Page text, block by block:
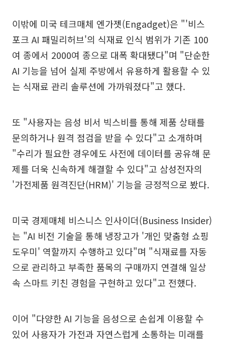
이밖에 미국 테크매체 엔가젯(Engadget)은 "'비스
포크 AI 패밀리허브'의 식재료 인식 범위가 기존 100
여 종에서 2000여 종으로 대폭 확대됐다"며 "단순한
AI 기능을 넘어 실제 주방에서 유용하게 활용할 수 있
는 식재료 관리 솔루션에 가까워졌다"고 했다.
또 "사용자는 음성 비서 빅스비를 통해 제품 상태를
문의하거나 원격 점검을 받을 수 있다"고 소개하며
"수리가 필요한 경우에도 사전에 데이터를 공유해 문
제를 더욱 신속하게 해결할 수 있다"고 삼성전자의
'가전제품 원격진단(HRM)' 기능을 긍정적으로 봤다.
미국 경제매체 비스니스 인사이더(Business Insider)
는 "AI 비전 기술을 통해 냉장고가 '개인 맞춤형 쇼핑
도우미' 역할까지 수행하고 있다"며 "식재료를 자동
으로 관리하고 부족한 품목의 구매까지 연결해 일상
속 스마트 키친 경험을 구현하고 있다"고 전했다.
이어 "다양한 AI 기능을 음성으로 손쉽게 이용할 수
있어 사용자가 가전과 자연스럽게 소통하는 미래를